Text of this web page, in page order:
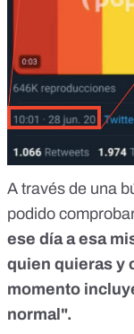
A través de una
podido
ese día a esa
quien quieras y
momento
normal".